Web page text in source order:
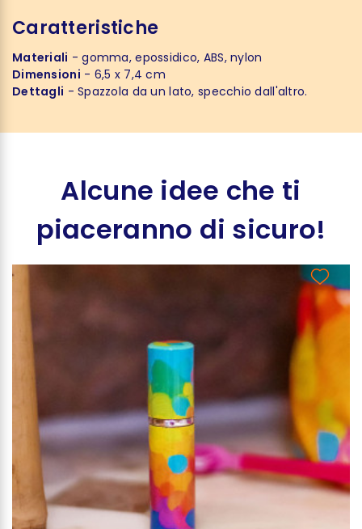
Caratteristiche
Materiali - gomma, epossidico, ABS, nylon
Dimensioni - 6,5 x 7,4 cm
Dettagli - Spazzola da un lato, specchio dall'altro.
Alcune idee che ti
piaceranno di sicuro!